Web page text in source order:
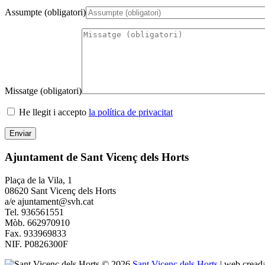
Assumpte (obligatori)
Missatge (obligatori)
He llegit i accepto la política de privacitat
Ajuntament de Sant Vicenç dels Horts
Plaça de la Vila, 1
08620 Sant Vicenç dels Horts
a/e ajuntament@svh.cat
Tel. 936561551
Mòb. 662970910
Fax. 933969833
NIF. P0826300F